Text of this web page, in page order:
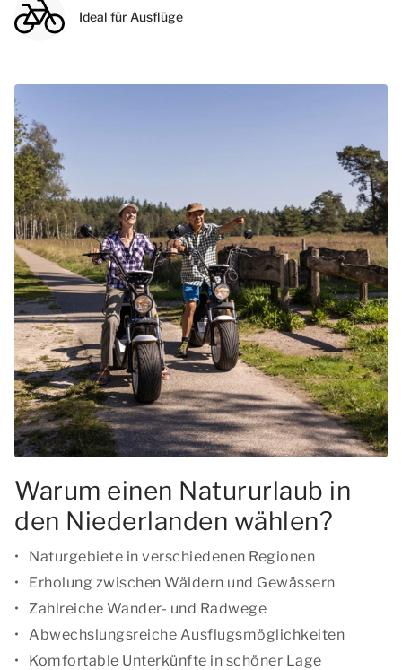
Ideal für Ausflüge
Warum einen Natururlaub in
den Niederlanden wählen?
Naturgebiete in verschiedenen Regionen
Erholung zwischen Wäldern und Gewässern
Zahlreiche Wander- und Radwege
Abwechslungsreiche Ausflugsmöglichkeiten
Komfortable Unterkünfte in schöner Lage